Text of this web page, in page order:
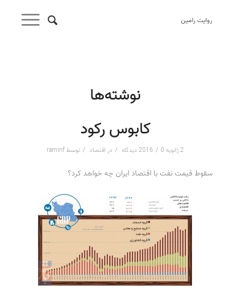
روایت رامین
نوشته‌ها
کابوس رکود
2 ژانویه 2016 / 0 دیدگاه / در اقتصاد / توسطraminf
سقوط قیمت نفت با اقتصاد ایران چه خواهد کرد؟